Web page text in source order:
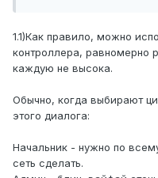
1.1)Как правило, можно
контроллера, равномерно
каждую не высока.
Обычно, когда выбирают
этого диалога:
Начальник - нужно по
сеть сделать.